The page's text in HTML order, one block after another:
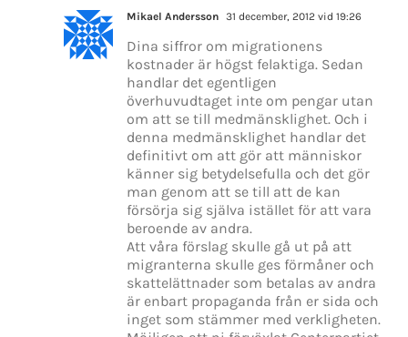
Mikael Andersson 31 december, 2012 vid 19:26
Dina siffror om migrationens
kostnader är högst felaktiga. Sedan
handlar det egentligen
överhuvudtaget inte om pengar utan
om att se till medmänsklighet. Och i
denna medmänsklighet handlar det
definitivt om att gör att människor
känner sig betydelsefulla och det gör
man genom att se till att de kan
försörja sig själva istället för att vara
beroende av andra.
Att våra förslag skulle gå ut på att
migranterna skulle ges förmåner och
skattelättnader som betalas av andra
är enbart propaganda från er sida och
inget som stämmer med verkligheten.